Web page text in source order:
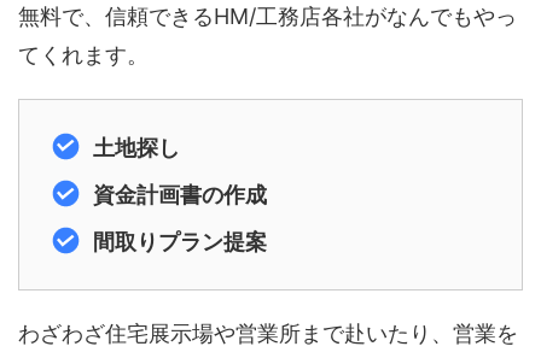
無料で、信頼できるHM/工務店各社がなんでもやっ
てくれます。
土地探し
資金計画書の作成
間取りプラン提案
わざわざ住宅展示場や営業所まで赴いたり、営業を